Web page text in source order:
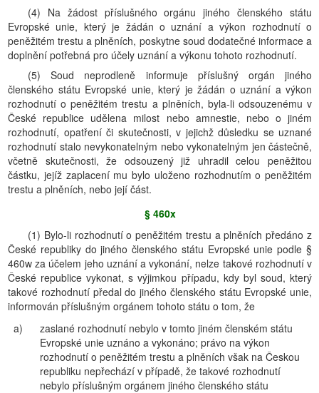
(4) Na žádost příslušného orgánu jiného členského státu
Evropské unie, který je žádán o uznání a výkon rozhodnutí o
peněžitém trestu a plněních, poskytne soud dodatečné informace a
doplnění potřebná pro účely uznání a výkonu tohoto rozhodnutí.
(5) Soud neprodleně informuje příslušný orgán jiného
členského státu Evropské unie, který je žádán o uznání a výkon
rozhodnutí o peněžitém trestu a plněních, byla-li odsouzenému v
České republice udělena milost nebo amnestie, nebo o jiném
rozhodnutí, opatření či skutečnosti, v jejichž důsledku se uznané
rozhodnutí stalo nevykonatelným nebo vykonatelným jen částečně,
včetně skutečnosti, že odsouzený již uhradil celou peněžitou
částku, jejíž zaplacení mu bylo uloženo rozhodnutím o peněžitém
trestu a plněních, nebo její část.
§ 460x
(1) Bylo-li rozhodnutí o peněžitém trestu a plněních předáno z
České republiky do jiného členského státu Evropské unie podle §
460w za účelem jeho uznání a vykonání, nelze takové rozhodnutí v
České republice vykonat, s výjimkou případu, kdy byl soud, který
takové rozhodnutí předal do jiného členského státu Evropské unie,
informován příslušným orgánem tohoto státu o tom, že
a)
zaslané rozhodnutí nebylo v tomto jiném členském státu
Evropské unie uznáno a vykonáno; právo na výkon
rozhodnutí o peněžitém trestu a plněních však na Českou
republiku nepřechází v případě, že takové rozhodnutí
nebylo příslušným orgánem jiného členského státu